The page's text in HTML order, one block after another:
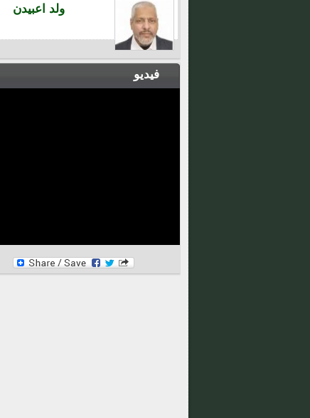
ولد اعبيدن
فيديو